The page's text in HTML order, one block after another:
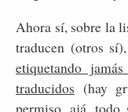
Ahora sí, sobre la
traducen (otros sí),
etiquetando
traducidos (hay
permiso, ajá,